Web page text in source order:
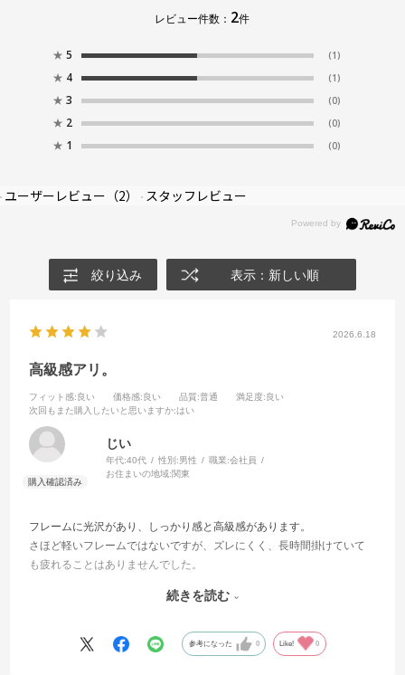
レビュー件数： 2件
★ 5 (1)
★ 4 (1)
★ 3 (0)
★ 2 (0)
★ 1 (0)
ユーザーレビュー （2） スタッフレビュー
絞り込み 表示：新しい順
2026.6.18
高級感アリ。
フィット感:良い 価格感:良い 品質:普通 満足度:良い
次回もまた購入したいと思いますか:はい
じい
年代:40代 性別:男性 職業:会社員
お住まいの地域:関東
フレームに光沢があり、しっかり感と高級感があります。
さほど軽いフレームではないですが、ズレにくく、長時間掛けていて
も疲れることはありませんでした。
いますが、変色する反応も思っていた以上に早く、自然なので違和感
調光レンズの寿命がどこまで持つのか、長く使って試してみたいと思
続きを読む
参考になった 0 Like! 0